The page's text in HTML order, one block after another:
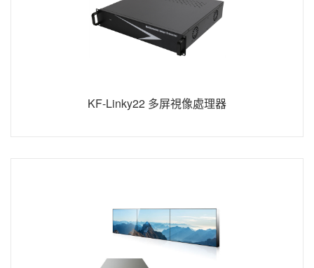
KF-Linky22 多屏視像處理器